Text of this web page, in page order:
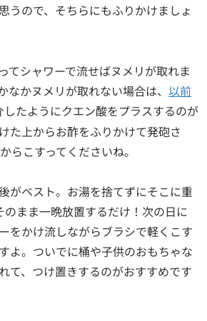
うので、そちらにもふりかけましょ
てシャワーで流せばヌメリが取れま
なかヌメリが取れない場合は、 以前
したようにクエン酸をプラスするのが
た上からお酢をふりかけて発砲さ
らこすってくださいね。
がベスト。お湯を捨てずにそこに重
まま一晩放置するだけ！次の日に
をかけ流しながらブラシで軽くこす
よ。ついでに桶や子供のおもちゃな
て、つけ置きするのがおすすめです